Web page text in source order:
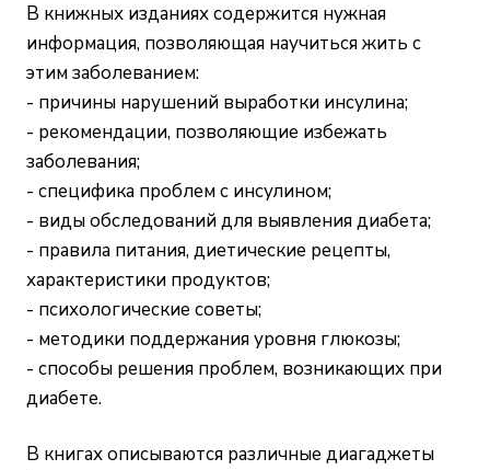
В книжных изданиях содержится нужная
информация, позволяющая научиться жить с
этим заболеванием:
- причины нарушений выработки инсулина;
- рекомендации, позволяющие избежать
заболевания;
- специфика проблем с инсулином;
- виды обследований для выявления диабета;
- правила питания, диетические рецепты,
характеристики продуктов;
- психологические советы;
- методики поддержания уровня глюкозы;
- способы решения проблем, возникающих при
диабете.
В книгах описываются различные диагаджеты